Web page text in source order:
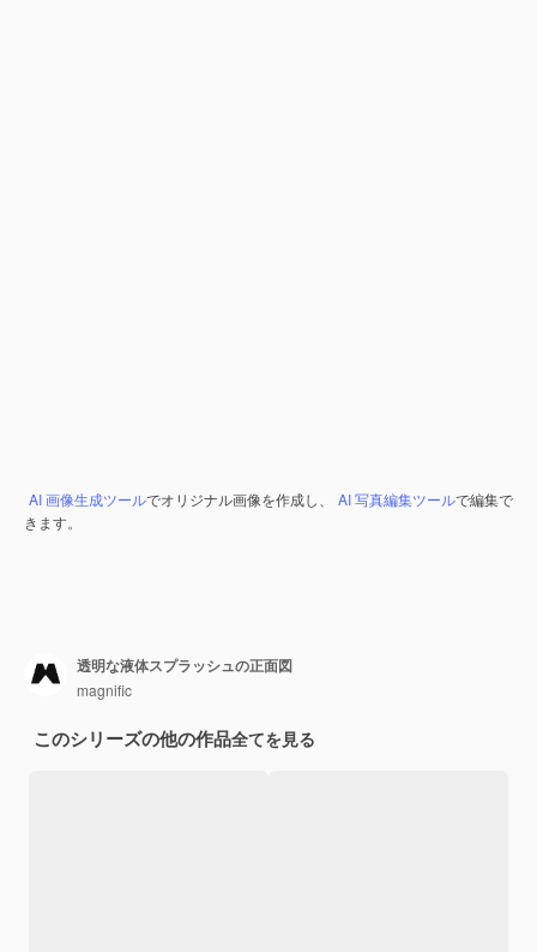
AI 画像生成ツールでオリジナル画像を作成し、 AI 写真編集ツールで編集で
きます。
透明な液体スプラッシュの正面図
magnific
このシリーズの他の作品全てを見る